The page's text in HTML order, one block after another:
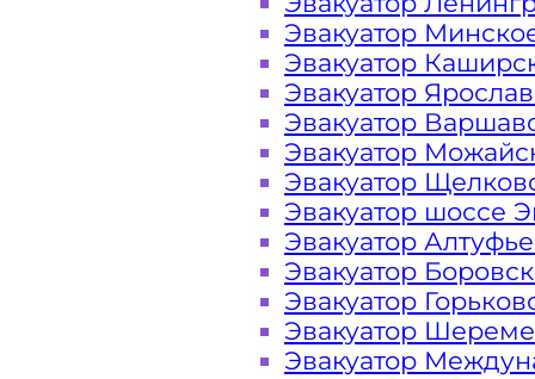
Закажите услугу "эвакуатор
"онлайн" на сайте компании
Вам необходимы услуги
недорого? Эвакуаторы «МОБИ»
Ленинградском шоссе 24 часа в
оказать помощь на дороге в
Эвакуатор
Эвакуатор
Эвакуатор
Эвакуатор
Эвакуатор
Эвакуатор
Эвакуатор шоссе
Эвакуатор
Эвакуатор
Эвакуатор
Эвакуатор
Эвакуатор